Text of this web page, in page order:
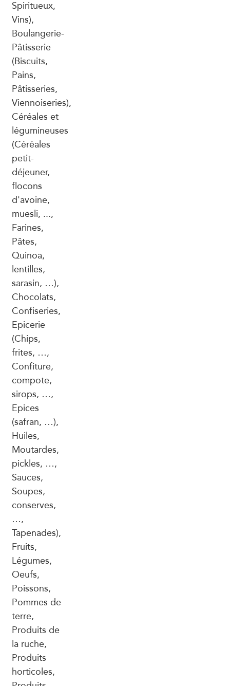
Spiritueux,
Vins),
Boulangerie-
Pâtisserie
(Biscuits,
Pains,
Pâtisseries,
Viennoiseries),
Céréales et
légumineuses
(Céréales
petit-
déjeuner,
flocons
d'avoine,
muesli, ...,
Farines,
Pâtes,
Quinoa,
lentilles,
sarasin, …),
Chocolats,
Confiseries,
Epicerie
(Chips,
frites, …,
Confiture,
compote,
sirops, …,
Epices
(safran, …),
Huiles,
Moutardes,
pickles, …,
Sauces,
Soupes,
conserves,
…,
Tapenades),
Fruits,
Légumes,
Oeufs,
Poissons,
Pommes de
terre,
Produits de
la ruche,
Produits
horticoles,